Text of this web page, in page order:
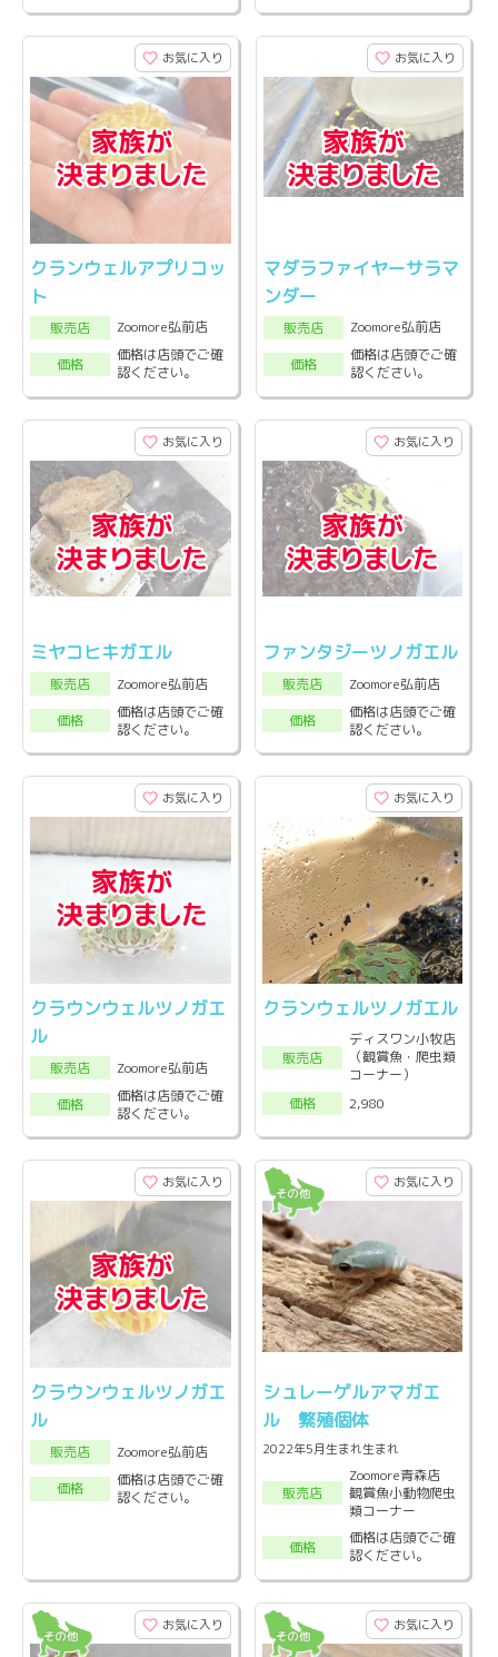
お気に入り
クランウェルアプリコッ
ト
販売店
Zoomore弘前店
価格
価格は店頭でご確
認ください。
お気に入り
マダラファイヤーサラマ
ンダー
販売店
Zoomore弘前店
価格
価格は店頭でご確
認ください。
お気に入り
ミヤコヒキガエル
販売店
Zoomore弘前店
価格
価格は店頭でご確
認ください。
お気に入り
ファンタジーツノガエル
販売店
Zoomore弘前店
価格
価格は店頭でご確
認ください。
お気に入り
クラウンウェルツノガエ
ル
販売店
Zoomore弘前店
価格
価格は店頭でご確
認ください。
お気に入り
クランウェルツノガエル
販売店
ディスワン小牧店
（観賞魚・爬虫類
コーナー）
価格
2,980
お気に入り
クラウンウェルツノガエ
ル
販売店
Zoomore弘前店
価格
価格は店頭でご確
認ください。
お気に入り
シュレーゲルアマガエ
ル 繁殖個体
2022年5月生まれ生まれ
販売店
Zoomore青森店
観賞魚小動物爬虫
類コーナー
価格
価格は店頭でご確
認ください。
お気に入り お気に入り